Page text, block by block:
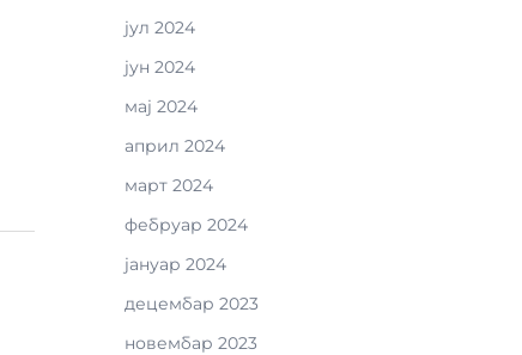
јул 2024
јун 2024
мај 2024
април 2024
март 2024
фебруар 2024
јануар 2024
децембар 2023
новембар 2023